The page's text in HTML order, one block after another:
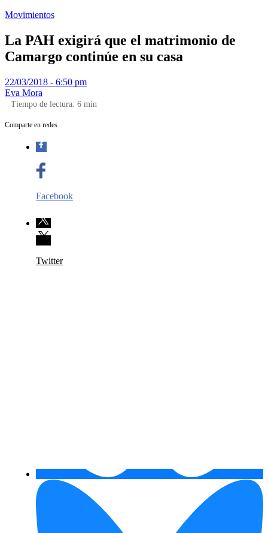
Movimientos
La PAH exigirá que el matrimonio de
Camargo continúe en su casa
22/03/2018 - 6:50 pm
Eva Mora
Tiempo de lectura: 6 min
Comparte en redes
Facebook
Twitter